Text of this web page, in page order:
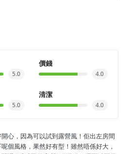
5.0
價錢
4.0
5.0
清潔
4.0
心，因為可以試到露營風！佢出左房間
個風格，果然好有型！雖然唔係好大，